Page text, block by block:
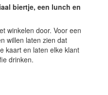
biertje, een lunch en
winkelen door. Voor een
willen laten zien dat
kaart en laten elke klant
drinken.